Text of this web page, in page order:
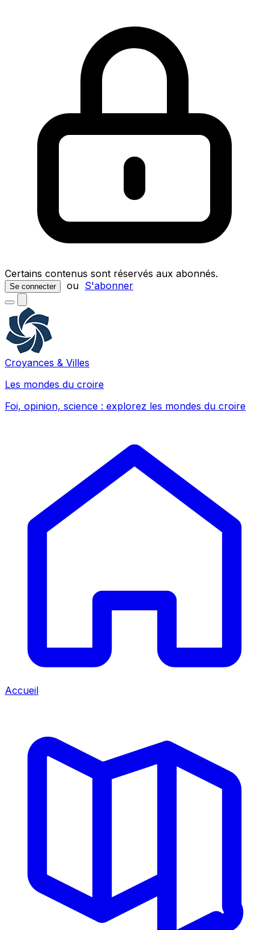
Certains contenus sont réservés aux abonnés.
Se connecter ou S'abonner
Croyances & Villes
Les mondes du croire
Foi, opinion, science : explorez les mondes du croire
Accueil